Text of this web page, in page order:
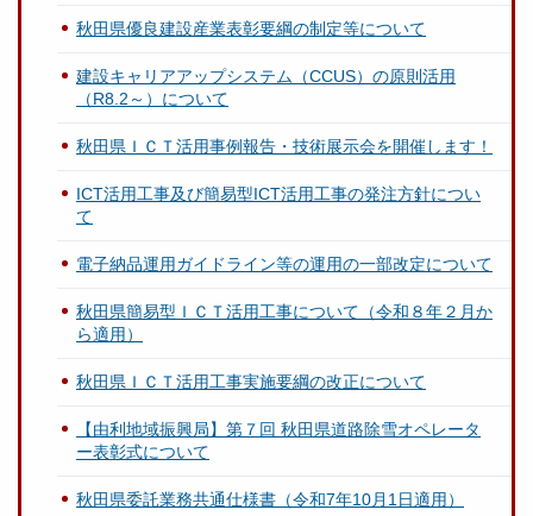
秋田県優良建設産業表彰要綱の制定等について
建設キャリアアップシステム（CCUS）の原則活用
（R8.2～）について
秋田県ＩＣＴ活用事例報告・技術展示会を開催します！
ICT活用工事及び簡易型ICT活用工事の発注方針につい
て
電子納品運用ガイドライン等の運用の一部改定について
秋田県簡易型ＩＣＴ活用工事について（令和８年２月か
ら適用）
秋田県ＩＣＴ活用工事実施要綱の改正について
【由利地域振興局】第７回 秋田県道路除雪オペレータ
ー表彰式について
秋田県委託業務共通仕様書（令和7年10月1日適用）